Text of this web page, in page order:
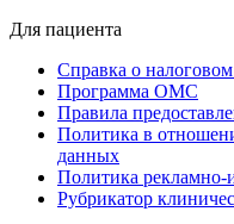
Для пациента
Справка о
Программа ОМС
Правила
Политика в
данных
Политика
Рубрикатор